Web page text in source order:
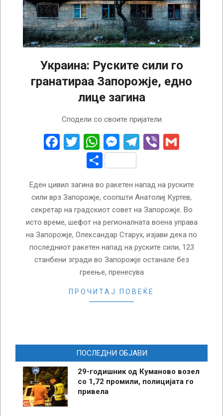
Украина: Руските сили го
гранатираа Запорожје, едно
лице загина
Сподели со своите пријатели
Facebook
Twitter
WhatsApp
Messenger
Telegram
Viber
Share
Еден цивил загина во ракетен напад на руските
сили врз Запорожје, соопшти Анатолиј Куртев,
секретар на градскиот совет на Запорожје. Во
исто време, шефот на регионалната воена управа
на Запорожје, Олександар Старух, изјави дека по
последниот ракетен напад на руските сили, 123
станбени згради во Запорожје останале без
греење, пренесува
ПРОЧИТАЈ ПОВЕЌЕ
ПОСЛЕДНИ ОБЈАВИ
29-годишник од Куманово возел
со 1,72 промили, полицијата го
привела